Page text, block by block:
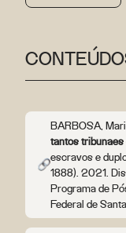
BARBOSA,
tantos
escravos e
1888). 2021.
Programa de
Federal de